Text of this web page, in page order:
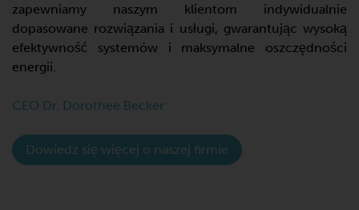
zapewniamy naszym klientom indywidualnie
dopasowane rozwiązania i usługi, gwarantując wysoką
efektywność systemów i maksymalne oszczędności
energii.
CEO Dr. Dorothee Becker
Dowiedz się więcej o naszej firmie